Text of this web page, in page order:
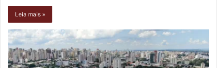
Leia mais »